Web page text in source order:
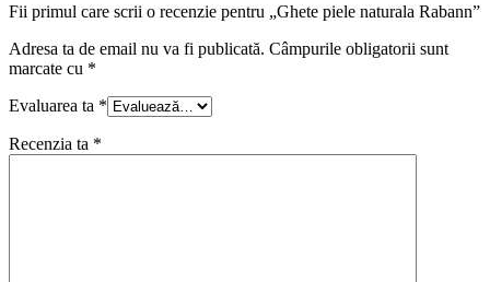
Fii primul care scrii o recenzie pentru „Ghete piele naturala Rabann”
Adresa ta de email nu va fi publicată. Câmpurile obligatorii sunt
marcate cu *
Evaluarea ta *
Recenzia ta *